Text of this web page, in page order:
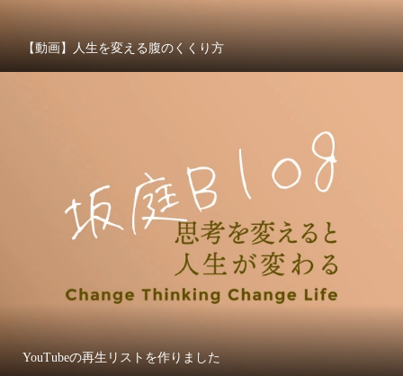
【動画】人生を変える腹のくくり方
YouTubeの再生リストを作りました